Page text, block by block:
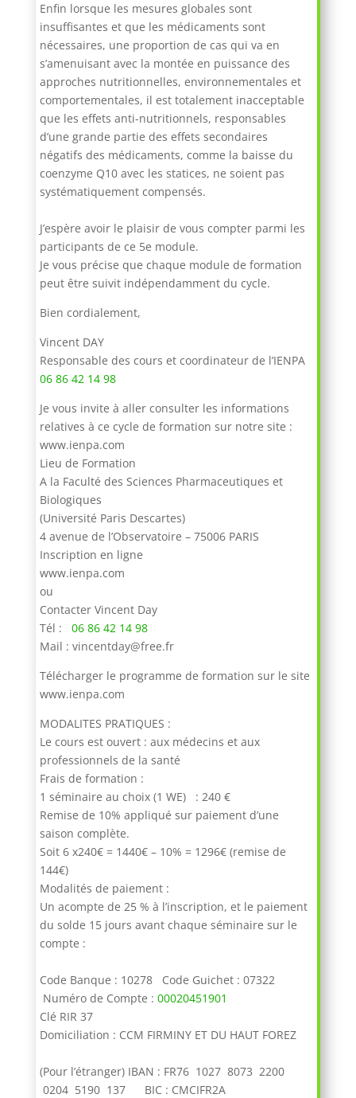
Enfin lorsque les mesures globales sont
insuffisantes et que les médicaments sont
nécessaires, une proportion de cas qui va en
s’amenuisant avec la montée en puissance des
approches nutritionnelles, environnementales et
comportementales, il est totalement inacceptable
que les effets anti-nutritionnels, responsables
d’une grande partie des effets secondaires
négatifs des médicaments, comme la baisse du
coenzyme Q10 avec les statices, ne soient pas
systématiquement compensés.
J’espère avoir le plaisir de vous compter parmi les
participants de ce 5e module.
Je vous précise que chaque module de formation
peut être suivit indépendamment du cycle.
Bien cordialement,
Vincent DAY
Responsable des cours et coordinateur de l’IENPA
06 86 42 14 98
Je vous invite à aller consulter les informations
relatives à ce cycle de formation sur notre site :
www.ienpa.com
Lieu de Formation
A la Faculté des Sciences Pharmaceutiques et
Biologiques
(Université Paris Descartes)
4 avenue de l’Observatoire – 75006 PARIS
Inscription en ligne
www.ienpa.com
ou
Contacter Vincent Day
Tél : 06 86 42 14 98
Mail : vincentday@free.fr
Télécharger le programme de formation sur le site
www.ienpa.com
MODALITES PRATIQUES :
Le cours est ouvert : aux médecins et aux
professionnels de la santé
Frais de formation :
1 séminaire au choix (1 WE) : 240 €
Remise de 10% appliqué sur paiement d’une
saison complète.
Soit 6 x240€ = 1440€ – 10% = 1296€ (remise de
144€)
Modalités de paiement :
Un acompte de 25 % à l’inscription, et le paiement
du solde 15 jours avant chaque séminaire sur le
compte :
Code Banque : 10278 Code Guichet : 07322
Numéro de Compte : 00020451901
Clé RIR 37
Domiciliation : CCM FIRMINY ET DU HAUT FOREZ
(Pour l’étranger) IBAN : FR76 1027 8073 2200
0204 5190 137 BIC : CMCIFR2A